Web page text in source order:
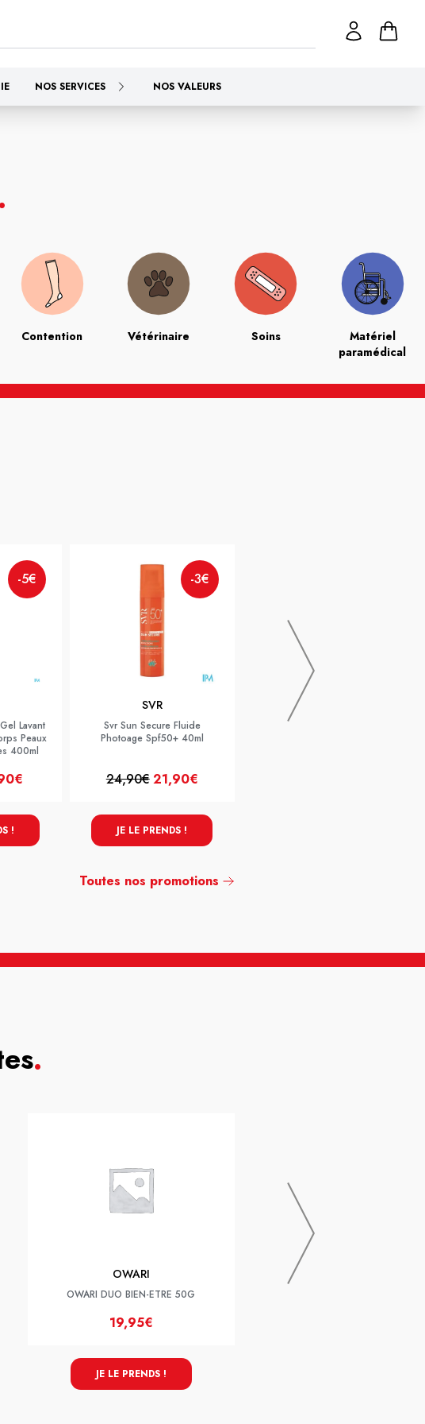
NOS SERVICES NOS VALEURS
.
Contention Vétérinaire Soins
Matériel
paramédical
-5€
Lavant
Peaux
400ml
!
-3€
SVR
Svr Sun Secure Fluide
Photoage Spf50+ 40ml
24,90€21,90€
JE LE PRENDS !
Toutes nos promotions
.
OWARI
OWARI DUO BIEN-ETRE 50G
19,95€
JE LE PRENDS !